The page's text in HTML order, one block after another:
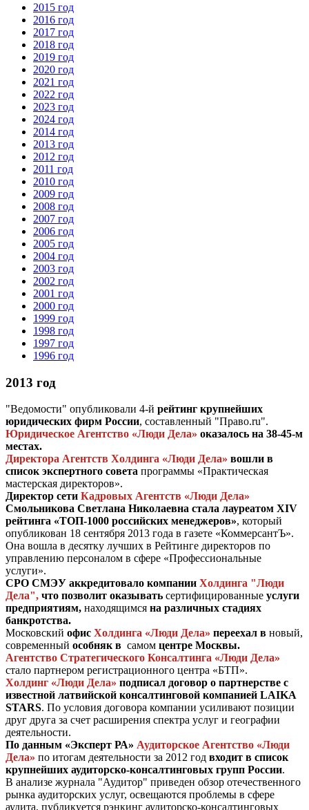
2015 год
2016 год
2017 год
2018 год
2019 год
2020 год
2021 год
2022 год
2023 год
2024 год
2014 год
2013 год
2012 год
2011 год
2010 год
2009 год
2008 год
2007 год
2006 год
2005 год
2004 год
2003 год
2002 год
2001 год
2000 год
1999 год
1998 год
1997 год
1996 год
2013 год
"Ведомости" опубликовали 4-й рейтинг крупнейших
юридических фирм России, составленный "Право.ru".
Юридическое Агентство «Люди Дела» оказалось на 38-45-м
местах.
Директора Агентств Холдинга «Люди Дела» вошли в
список экспертного совета программы «Практическая
мастерская директоров».
Директор сети Кадровых Агентств «Люди Дела»
Смольникова Светлана Николаевна стала лауреатом XIV
рейтинга «ТОП-1000 российских менеджеров», который
опубликован 18 сентября 2013 года в газете «КоммерсантЪ».
Она вошла в десятку лучших в Рейтинге директоров по
управлению персоналом в сфере «Профессиональные
услуги».
СРО СМЭУ аккредитовало компании Холдинга "Люди
Дела", что позволит оказывать сертифицированные услуги
предприятиям, находящимся на различных стадиях
банкротства.
Московский офис Холдинга «Люди Дела» переехал в новый,
современный особняк в самом центре Москвы.
Агентство Стратегического Консалтинга «Люди Дела»
стало партнером регистрационного центра «БТП».
Холдинг «Люди Дела» подписал договор о партнерстве с
известной латвийской консалтинговой компанией LAIKA
STARS. По условия договора компании усиливают позиции
друг друга за счет расширения спектра услуг и географии
деятельности.
По данным «Эксперт РА» Аудиторское Агентство «Люди
Дела» по итогам деятельности за 2012 год входит в список
крупнейших аудиторско-консалтинговых групп России.
В анализе журнала "Аудитор" приведен обзор отечественного
рынка аудиторских услуг, освещаются проблемы в сфере
аудита, публикуется рэнкинг аудиторско-консалтинговых